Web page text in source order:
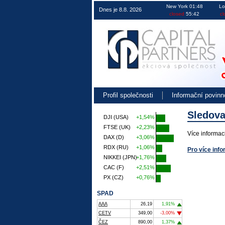
Obchodování na burze v ČR EU i
Více
Pro více
DJI (USA)
FTSE (UK)
DAX (D)
RDX (RU)
NIKKEI (JPN)
CAC (F)
PX (CZ)
+1,54%
+2,23%
+3,06%
+1,06%
+1,76%
+2,51%
+0,76%
SPAD
AAA 26,19
1,91%
CETV
349,00
-3,00%
ČEZ
890,00
1,37%
Dnes je 8.8. 2026
New York 01:48
closed 55:42
Profil společnosti Informační